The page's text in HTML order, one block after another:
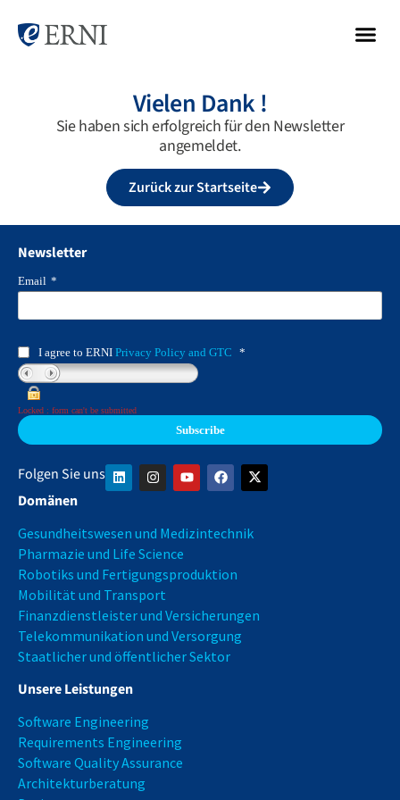
Vielen Dank !
Sie haben sich erfolgreich für den Newsletter
angemeldet.
Zurück zur Startseite
Newsletter
Email *
I agree to ERNI Privacy Policy and GTC *
Locked : form can't be submitted
Folgen Sie uns
Domänen
Gesundheitswesen und Medizintechnik
Pharmazie und Life Science
Robotiks und Fertigungsproduktion
Mobilität und Transport
Finanzdienstleister und Versicherungen
Telekommunikation und Versorgung
Staatlicher und öffentlicher Sektor
Unsere Leistungen
Software Engineering
Requirements Engineering
Software Quality Assurance
Architekturberatung